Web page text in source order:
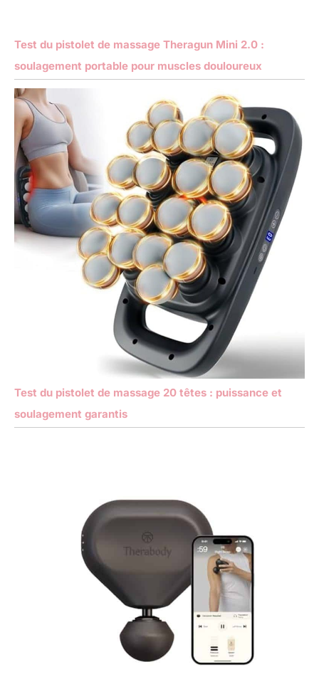
Test du pistolet de massage Theragun Mini 2.0 :
soulagement portable pour muscles douloureux
Test du pistolet de massage 20 têtes : puissance et
soulagement garantis